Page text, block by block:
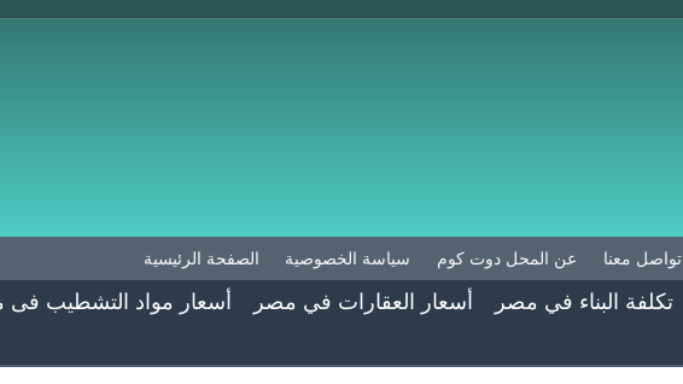
الصفحة الرئيسية سياسة الخصوصية عن المحل دوت كوم تواصل معنا
أسعار مواد التشطيب أسعار العقارات في مصر
تكلفة البناء في مصر